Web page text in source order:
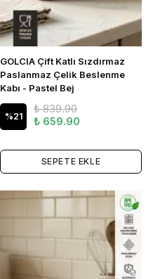
GOLCIA Çift Katlı Sızdırmaz
Paslanmaz Çelik Beslenme
Kabı - Pastel Bej
%21
₺ 839.90
₺ 659.90
SEPETE EKLE